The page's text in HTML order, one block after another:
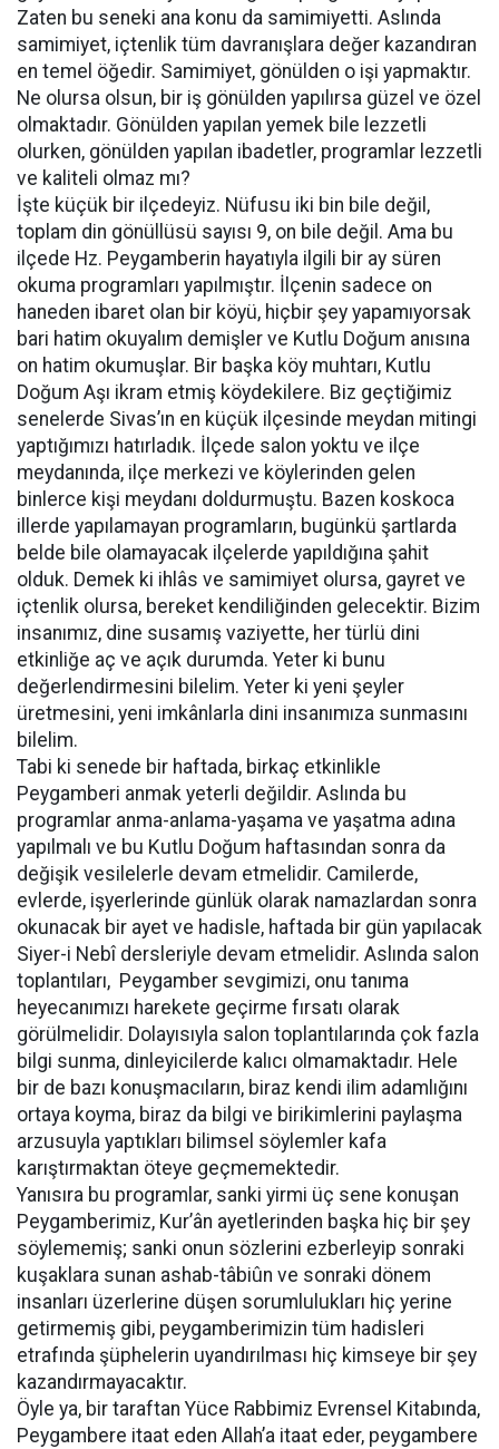
Zaten bu seneki ana konu da samimiyetti. Aslında
samimiyet, içtenlik tüm davranışlara değer kazandıran
en temel öğedir. Samimiyet, gönülden o işi yapmaktır.
Ne olursa olsun, bir iş gönülden yapılırsa güzel ve özel
olmaktadır. Gönülden yapılan yemek bile lezzetli
olurken, gönülden yapılan ibadetler, programlar lezzetli
ve kaliteli olmaz mı?
İşte küçük bir ilçedeyiz. Nüfusu iki bin bile değil,
toplam din gönüllüsü sayısı 9, on bile değil. Ama bu
ilçede Hz. Peygamberin hayatıyla ilgili bir ay süren
okuma programları yapılmıştır. İlçenin sadece on
haneden ibaret olan bir köyü, hiçbir şey yapamıyorsak
bari hatim okuyalım demişler ve Kutlu Doğum anısına
on hatim okumuşlar. Bir başka köy muhtarı, Kutlu
Doğum Aşı ikram etmiş köydekilere. Biz geçtiğimiz
senelerde Sivas’ın en küçük ilçesinde meydan mitingi
yaptığımızı hatırladık. İlçede salon yoktu ve ilçe
meydanında, ilçe merkezi ve köylerinden gelen
binlerce kişi meydanı doldurmuştu. Bazen koskoca
illerde yapılamayan programların, bugünkü şartlarda
belde bile olamayacak ilçelerde yapıldığına şahit
olduk. Demek ki ihlâs ve samimiyet olursa, gayret ve
içtenlik olursa, bereket kendiliğinden gelecektir. Bizim
insanımız, dine susamış vaziyette, her türlü dini
etkinliğe aç ve açık durumda. Yeter ki bunu
değerlendirmesini bilelim. Yeter ki yeni şeyler
üretmesini, yeni imkânlarla dini insanımıza sunmasını
bilelim.
Tabi ki senede bir haftada, birkaç etkinlikle
Peygamberi anmak yeterli değildir. Aslında bu
programlar anma-anlama-yaşama ve yaşatma adına
yapılmalı ve bu Kutlu Doğum haftasından sonra da
değişik vesilelerle devam etmelidir. Camilerde,
evlerde, işyerlerinde günlük olarak namazlardan sonra
okunacak bir ayet ve hadisle, haftada bir gün yapılacak
Siyer-i Nebî dersleriyle devam etmelidir. Aslında salon
toplantıları, Peygamber sevgimizi, onu tanıma
heyecanımızı harekete geçirme fırsatı olarak
görülmelidir. Dolayısıyla salon toplantılarında çok fazla
bilgi sunma, dinleyicilerde kalıcı olmamaktadır. Hele
bir de bazı konuşmacıların, biraz kendi ilim adamlığını
ortaya koyma, biraz da bilgi ve birikimlerini paylaşma
arzusuyla yaptıkları bilimsel söylemler kafa
karıştırmaktan öteye geçmemektedir.
Yanısıra bu programlar, sanki yirmi üç sene konuşan
Peygamberimiz, Kur’ân ayetlerinden başka hiç bir şey
söylememiş; sanki onun sözlerini ezberleyip sonraki
kuşaklara sunan ashab-tâbiûn ve sonraki dönem
insanları üzerlerine düşen sorumlulukları hiç yerine
getirmemiş gibi, peygamberimizin tüm hadisleri
etrafında şüphelerin uyandırılması hiç kimseye bir şey
kazandırmayacaktır.
Öyle ya, bir taraftan Yüce Rabbimiz Evrensel Kitabında,
Peygambere itaat eden Allah’a itaat eder, peygambere